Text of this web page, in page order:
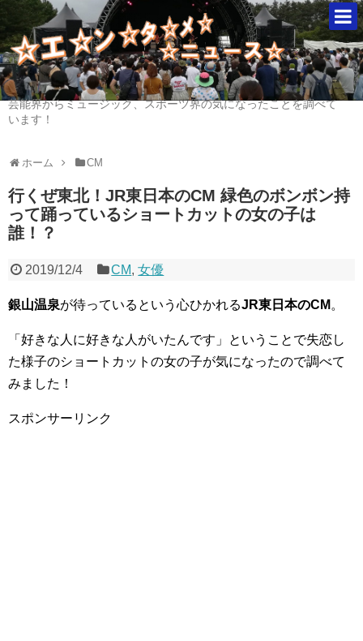
芸能界からミュージック、スポーツ界の気になったことを調べて
います！
ホーム CM
行くぜ東北！JR東日本のCM 緑色のボンボン持
って踊っているショートカットの女の子は
誰！？
2019/12/4 CM,女優
銀山温泉が待っているという心ひかれるJR東日本のCM 。
「好きな人に好きな人がいたんです」ということで失恋し
た様子のショートカットの女の子が気になったので調べて
みました！
スポンサーリンク